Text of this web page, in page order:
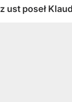
z ust poseł